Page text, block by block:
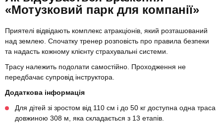
«Мотузковий парк для компанії»
Приятелі відвідають комплекс атракціонів, який розташований
над землею. Спочатку тренер розповість про правила безпеки
та надасть кожному клієнту страхувальні системи.
Трасу належить подолати самостійно. Проходження не
передбачає супровід інструктора.
Додаткова інформація
Для дітей зі зростом від 110 см і до 50 кг доступна одна траса
довжиною 308 м, яка складається з 13 етапів.